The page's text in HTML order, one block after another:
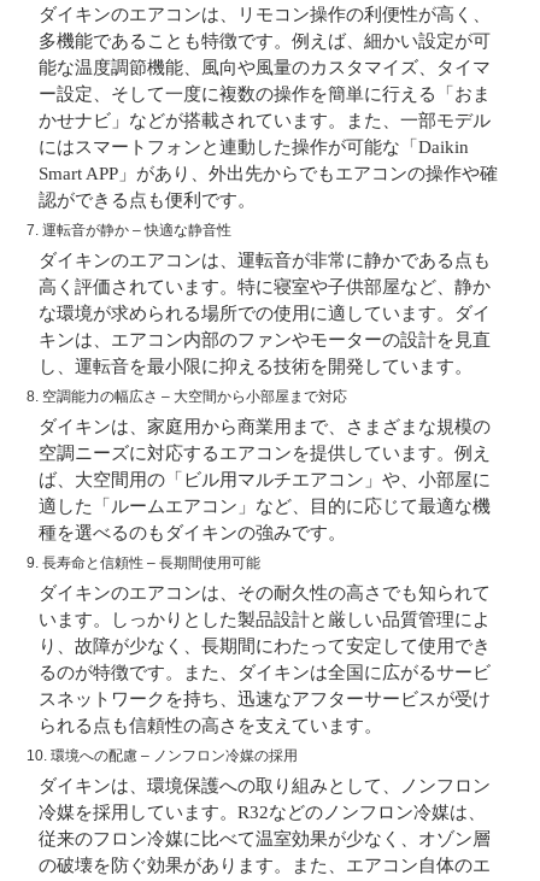
ダイキンのエアコンは、リモコン操作の利便性が高く、
多機能であることも特徴です。例えば、細かい設定が可
能な温度調節機能、風向や風量のカスタマイズ、タイマ
ー設定、そして一度に複数の操作を簡単に行える「おま
かせナビ」などが搭載されています。また、一部モデル
にはスマートフォンと連動した操作が可能な「Daikin
Smart APP」があり、外出先からでもエアコンの操作や確
認ができる点も便利です。
7.運転音が静か – 快適な静音性
ダイキンのエアコンは、運転音が非常に静かである点も
高く評価されています。特に寝室や子供部屋など、静か
な環境が求められる場所での使用に適しています。ダイ
キンは、エアコン内部のファンやモーターの設計を見直
し、運転音を最小限に抑える技術を開発しています。
8. 空調能力の幅広さ – 大空間から小部屋まで対応
ダイキンは、家庭用から商業用まで、さまざまな規模の
空調ニーズに対応するエアコンを提供しています。例え
ば、大空間用の「ビル用マルチエアコン」や、小部屋に
適した「ルームエアコン」など、目的に応じて最適な機
種を選べるのもダイキンの強みです。
9.長寿命と信頼性 – 長期間使用可能
ダイキンのエアコンは、その耐久性の高さでも知られて
います。しっかりとした製品設計と厳しい品質管理によ
り、故障が少なく、長期間にわたって安定して使用でき
るのが特徴です。また、ダイキンは全国に広がるサービ
スネットワークを持ち、迅速なアフターサービスが受け
られる点も信頼性の高さを支えています。
10.環境への配慮 – ノンフロン冷媒の採用
ダイキンは、環境保護への取り組みとして、ノンフロン
冷媒を採用しています。R32などのノンフロン冷媒は、
従来のフロン冷媒に比べて温室効果が少なく、オゾン層
の破壊を防ぐ効果があります。また、エアコン自体のエ